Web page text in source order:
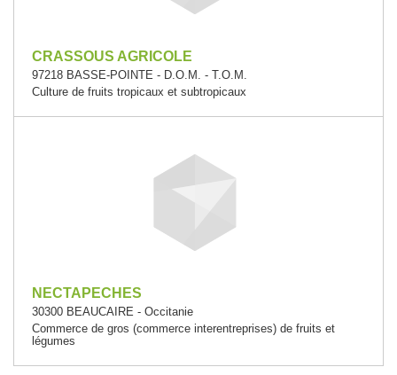
CRASSOUS AGRICOLE
97218 BASSE-POINTE - D.O.M. - T.O.M.
Culture de fruits tropicaux et subtropicaux
NECTAPECHES
30300 BEAUCAIRE - Occitanie
Commerce de gros (commerce interentreprises) de fruits et
légumes